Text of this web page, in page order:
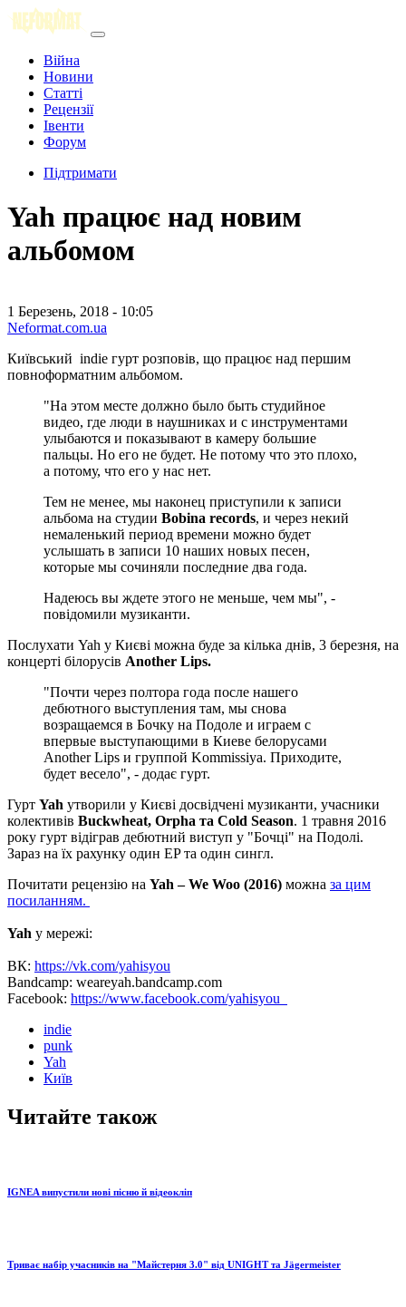
Війна
Новини
Статті
Рецензії
Івенти
Форум
Підтримати
Yah працює над новим
альбомом
1 Березень, 2018 - 10:05
Neformat.com.ua
Київський indie гурт розповів, що працює над першим
повноформатним альбомом.
"На этом месте должно было быть студийное
видео, где люди в наушниках и с инструментами
улыбаются и показывают в камеру большие
пальцы. Но его не будет. Не потому что это плохо,
а потому, что его у нас нет.
Тем не менее, мы наконец приступили к записи
альбома на студии Bobina records, и через некий
немаленький период времени можно будет
услышать в записи 10 наших новых песен,
которые мы сочиняли последние два года.
Надеюсь вы ждете этого не меньше, чем мы", -
повідомили музиканти.
Послухати Yah у Києві можна буде за кілька днів, 3 березня, на
концерті білорусів Another Lips.
"Почти через полтора года после нашего
дебютного выступления там, мы снова
возращаемся в Бочку на Подоле и играем с
впервые выступающими в Киеве белорусами
Another Lips и группой Kommissiya. Приходите,
будет весело", - додає гурт.
Гурт Yah утворили у Києві досвідчені музиканти, учасники
колективів Buckwheat, Orpha та Cold Season. 1 травня 2016
року гурт відіграв дебютний виступ у "Бочці" на Подолі.
Зараз на їх рахунку один EP та один сингл.
Почитати рецензію на Yah – We Woo (2016) можна за цим
посиланням.
Yah у мережі:
ВК: https://vk.com/yahisyou
Bandcamp: weareyah.bandcamp.com
Facebook: https://www.facebook.com/yahisyou
indie
punk
Yah
Київ
Читайте також
IGNEA випустили нові пісню й відеокліп
Триває набір учасників на "Майстерня 3.0" від UNIGHT та Jägermeister